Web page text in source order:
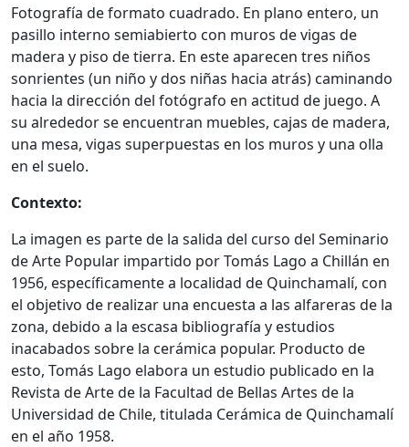
Fotografía de formato cuadrado. En plano entero, un
pasillo interno semiabierto con muros de vigas de
madera y piso de tierra. En este aparecen tres niños
sonrientes (un niño y dos niñas hacia atrás) caminando
hacia la dirección del fotógrafo en actitud de juego. A
su alrededor se encuentran muebles, cajas de madera,
una mesa, vigas superpuestas en los muros y una olla
en el suelo.
Contexto:
La imagen es parte de la salida del curso del Seminario
de Arte Popular impartido por Tomás Lago a Chillán en
1956, específicamente a localidad de Quinchamalí, con
el objetivo de realizar una encuesta a las alfareras de la
zona, debido a la escasa bibliografía y estudios
inacabados sobre la cerámica popular. Producto de
esto, Tomás Lago elabora un estudio publicado en la
Revista de Arte de la Facultad de Bellas Artes de la
Universidad de Chile, titulada Cerámica de Quinchamalí
en el año 1958.